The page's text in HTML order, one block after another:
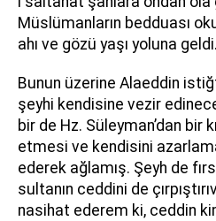
Müslümanların bedduası
ahı ve gözü yaşı yoluna
Bunun üzerine Alaeddin
şeyhi kendisine vezir
bir de Hz. Süleyman’dan bir
etmesi ve kendisini
ederek ağlamış. Şeyh de
sultanın ceddini de
nasihat ederem ki, ceddin